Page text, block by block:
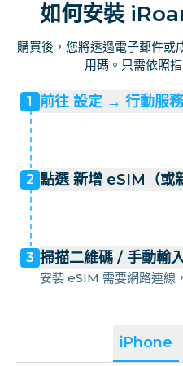
如何安裝
購買後，您將透過電子郵件
用碼。只需依照
iPhone
1 前往 設定 → 行動服務
2 點選 新增 eSIM（或
3 掃描二維碼 / 手動輸
安裝 eSIM 需要網路連線